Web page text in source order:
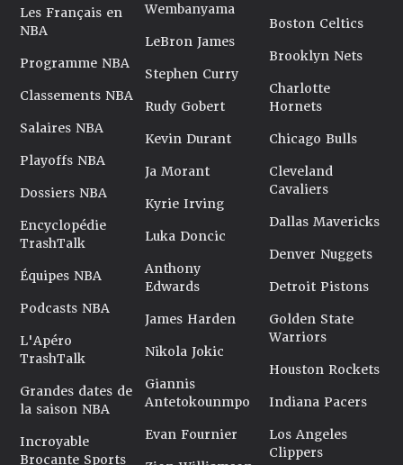
Les Français en
NBA
Programme NBA
Classements NBA
Salaires NBA
Playoffs NBA
Dossiers NBA
Encyclopédie
TrashTalk
Équipes NBA
Podcasts NBA
L'Apéro
TrashTalk
Grandes dates de
la saison NBA
Incroyable
Brocante Sports
Wembanyama
LeBron James
Stephen Curry
Rudy Gobert
Kevin Durant
Ja Morant
Kyrie Irving
Luka Doncic
Anthony
Edwards
James Harden
Nikola Jokic
Giannis
Antetokounmpo
Evan Fournier
Boston Celtics
Brooklyn Nets
Charlotte
Hornets
Chicago Bulls
Cleveland
Cavaliers
Dallas Mavericks
Denver Nuggets
Detroit Pistons
Golden State
Warriors
Houston Rockets
Indiana Pacers
Los Angeles
Clippers